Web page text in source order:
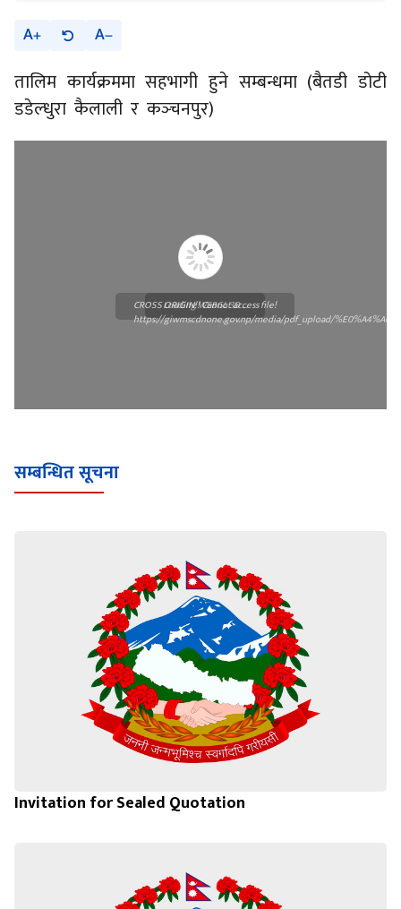
A A
तालिम कार्यक्रममा सहभागी हुने सम्बन्धमा (बैतडी डोटी
डडेल्धुरा कैलाली र कञ्‍चनपुर)
Loading WEBGL 3D ...
CROSS ORIGIN!! Cannot access file!
https://giwmscdnone.gov.np/media/pdf_upload/
सम्बन्धित सूचना
Invitation for Sealed Quotation